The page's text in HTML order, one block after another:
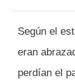
Según el
eran
perdían el